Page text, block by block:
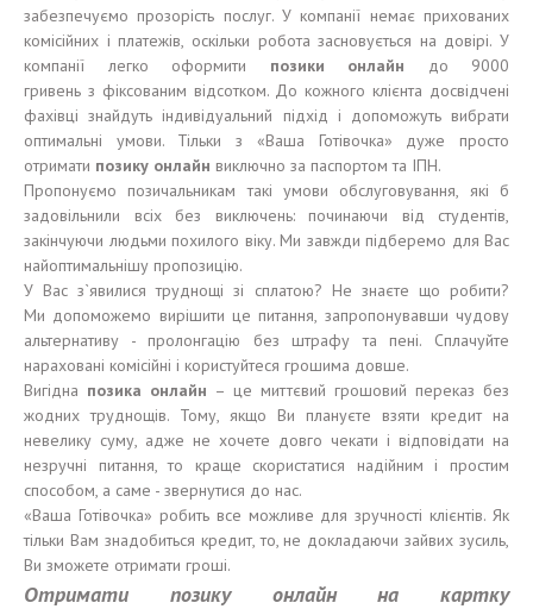
забезпечуємо прозорість послуг. У компанії немає прихованих
комісійних і платежів, оскільки робота засновується на довірі. У
компанії легко оформити позики онлайн до 9000
гривень з фіксованим відсотком. До кожного клієнта досвідчені
фахівці знайдуть індивідуальний підхід і допоможуть вибрати
оптимальні умови. Тільки з «Ваша Готівочка» дуже просто
отримати позику онлайн виключно за паспортом та ІПН.
Пропонуємо позичальникам такі умови обслуговування, які б
задовільнили всіх без виключень: починаючи від студентів,
закінчуючи людьми похилого віку. Ми завжди підберемо для Вас
найоптимальнішу пропозицію.
У Вас з`явилися труднощі зі сплатою? Не знаєте що робити?
Ми допоможемо вирішити це питання, запропонувавши чудову
альтернативу - пролонгацію без штрафу та пені. Сплачуйте
нараховані комісійні і користуйтеся грошима довше.
Вигідна позика онлайн – це миттєвий грошовий переказ без
жодних труднощів. Тому, якщо Ви плануєте взяти кредит на
невелику суму, адже не хочете довго чекати і відповідати на
незручні питання, то краще скористатися надійним і простим
способом, а саме - звернутися до нас.
«Ваша Готівочка» робить все можливе для зручності клієнтів. Як
тільки Вам знадобиться кредит, то, не докладаючи зайвих зусиль,
Ви зможете отримати гроші.
Отримати позикуонлайн на картку